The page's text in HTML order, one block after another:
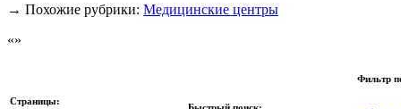
→ Похожие рубрики: Медицинские центры
Страницы:
Фильтр